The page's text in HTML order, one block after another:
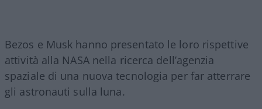
Bezos e Musk hanno presentato le loro rispettive
attività alla NASA nella ricerca dell’agenzia
spaziale di una nuova tecnologia per far atterrare
gli astronauti sulla luna.